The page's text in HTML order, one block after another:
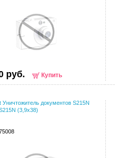
руб. Купить
Уничтожитель документов S215N
(3,9x38)